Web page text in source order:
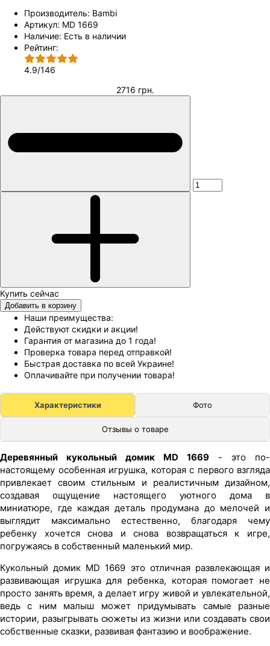
Производитель: Bambi
Артикул: MD 1669
Наличие: Есть в наличии
Рейтинг:
4.9/146
2716 грн.
Добавить в корзину
Наши преимущества:
Действуют скидки и акции!
Гарантия от магазина до 1 года!
Проверка товара перед отправкой!
Быстрая доставка по всей Украине!
Оплачивайте при получении товара!
Характеристики Фото
Отзывы о товаре
Деревянный кукольный домик MD 1669 - это по-
настоящему особенная игрушка, которая с первого взгляда
привлекает своим стильным и реалистичным дизайном,
создавая ощущение настоящего уютного дома в
миниатюре, где каждая деталь продумана до мелочей и
выглядит максимально естественно, благодаря чему
ребенку хочется снова и снова возвращаться к игре,
погружаясь в собственный маленький мир.
Кукольный домик MD 1669 это отличная развлекающая и
развивающая игрушка для ребенка, которая помогает не
просто занять время, а делает игру живой и увлекательной,
ведь с ним малыш может придумывать самые разные
истории, разыгрывать сюжеты из жизни или создавать свои
собственные сказки, развивая фантазию и воображение.